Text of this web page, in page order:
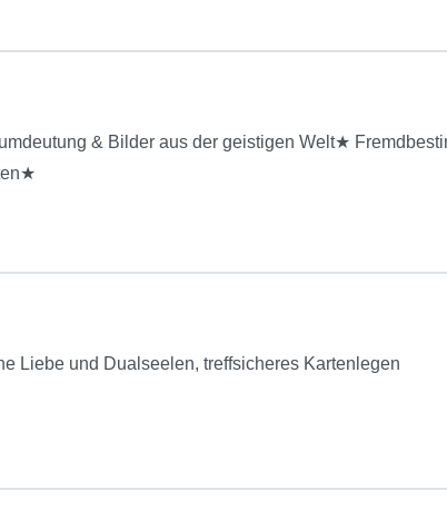
& Bilder aus der geistigen Welt★
Liebe und Dualseelen, treffsicheres Kartenlegen